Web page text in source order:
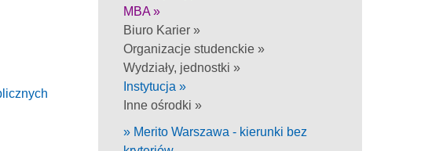
MBA »
Biuro Karier »
Organizacje studenckie »
Wydziały, jednostki »
Instytucja »
Inne ośrodki »
» Merito Warszawa - kierunki bez